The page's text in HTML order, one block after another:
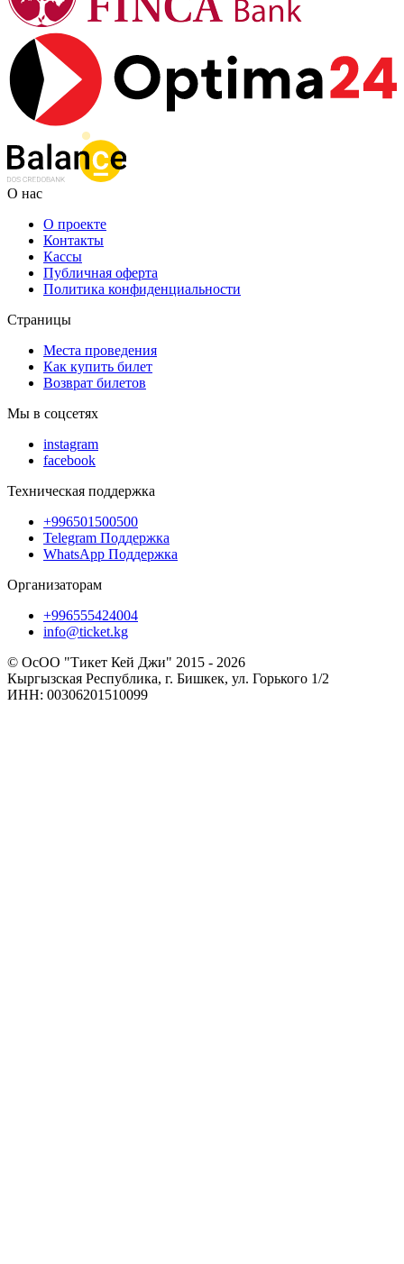
О нас
О проекте
Контакты
Кассы
Публичная оферта
Политика конфиденциальности
Страницы
Места проведения
Как купить билет
Возврат билетов
Мы в соцсетях
instagram
facebook
Техническая поддержка
+996501500500
Telegram Поддержка
WhatsApp Поддержка
Организаторам
+996555424004
info@ticket.kg
© ОсОО "Тикет Кей Джи" 2015 - 2026
Кыргызская Республика, г. Бишкек, ул. Горького 1/2
ИНН: 00306201510099